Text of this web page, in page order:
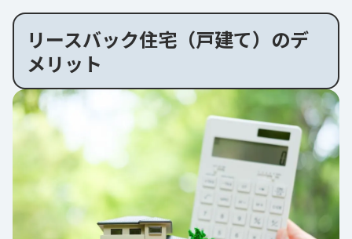
リースバック住宅（戸建て）のデ
メリット